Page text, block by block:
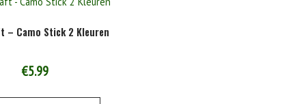
– Camo Stick 2 Kleuren
€5.99